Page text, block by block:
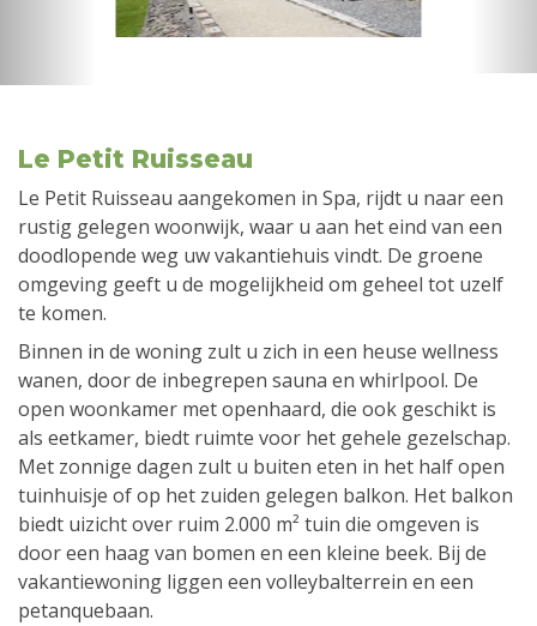
Le Petit Ruisseau
Le Petit Ruisseau aangekomen in Spa, rijdt u naar een
rustig gelegen woonwijk, waar u aan het eind van een
doodlopende weg uw vakantiehuis vindt. De groene
omgeving geeft u de mogelijkheid om geheel tot uzelf
te komen.
Binnen in de woning zult u zich in een heuse wellness
wanen, door de inbegrepen sauna en whirlpool. De
open woonkamer met openhaard, die ook geschikt is
als eetkamer, biedt ruimte voor het gehele gezelschap.
Met zonnige dagen zult u buiten eten in het half open
tuinhuisje of op het zuiden gelegen balkon. Het balkon
biedt uizicht over ruim 2.000 m² tuin die omgeven is
door een haag van bomen en een kleine beek. Bij de
vakantiewoning liggen een volleybalterrein en een
petanquebaan.